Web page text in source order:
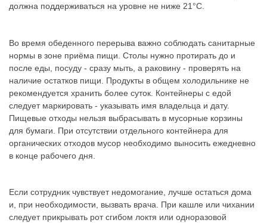
должна поддерживаться на уровне не ниже 21°C.
Во время обеденного перерыва важно соблюдать санитарные
нормы в зоне приёма пищи. Столы нужно протирать до и
после еды, посуду - сразу мыть, а раковину - проверять на
наличие остатков пищи. Продукты в общем холодильнике не
рекомендуется хранить более суток. Контейнеры с едой
следует маркировать - указывать имя владельца и дату.
Пищевые отходы нельзя выбрасывать в мусорные корзины
для бумаги. При отсутствии отдельного контейнера для
органических отходов мусор необходимо выносить ежедневно
в конце рабочего дня.
Если сотрудник чувствует недомогание, лучше остаться дома
и, при необходимости, вызвать врача. При кашле или чихании
следует прикрывать рот сгибом локтя или одноразовой